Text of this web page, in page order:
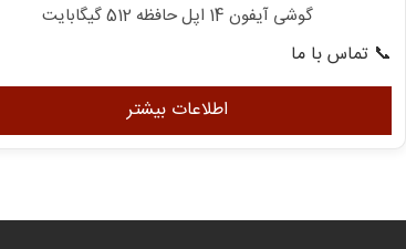
گوشی آیفون 14 اپل حافظه 512 گیگابایت
📞 تماس با ما
اطلاعات بیشتر